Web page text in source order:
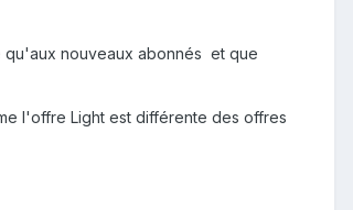
nouveaux abonnés et que
l'offre Light est différente des offres